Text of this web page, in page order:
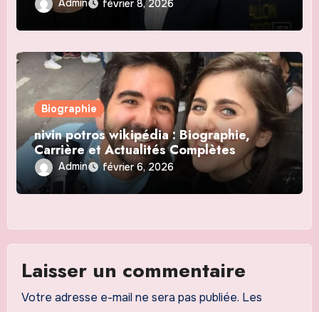
Admin février 8, 2026
Biographie
nivin potros wikipédia : Biographie,
Carrière et Actualités Complètes
Admin février 6, 2026
Laisser un commentaire
Votre adresse e-mail ne sera pas publiée. Les